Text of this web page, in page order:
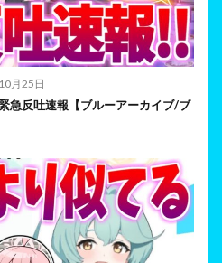
月25日
急反吐速報【ブルーアーカイブ/ブ